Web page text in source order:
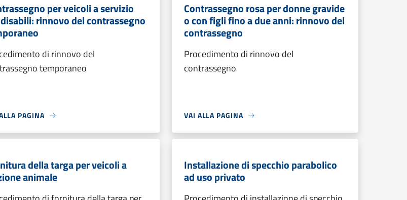
per veicoli a servizio
rinnovo del contrassegno
di rinnovo del
temporaneo
PAGINA
Contrassegno rosa per donne gravide
o con figli fino a due anni: rinnovo del
contrassegno
Procedimento di rinnovo del
contrassegno
VAI ALLA PAGINA
della targa per veicoli a
animale
Installazione di specchio parabolico
ad uso privato